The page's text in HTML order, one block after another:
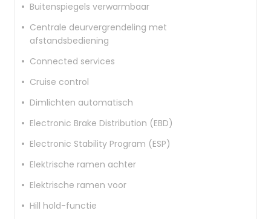
Buitenspiegels verwarmbaar
Centrale deurvergrendeling met
afstandsbediening
Connected services
Cruise control
Dimlichten automatisch
Electronic Brake Distribution (EBD)
Electronic Stability Program (ESP)
Elektrische ramen achter
Elektrische ramen voor
Hill hold-functie